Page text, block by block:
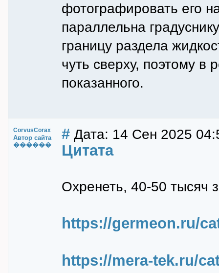
фотографировать его
параллельна
границу раздела
чуть сверху, поэтому в
показанного.
CorvusCorax
Автор сайта
������
# Дата: 14 Сен 2025
Цитата
Охренеть, 40-50 тысяч
https://germeon.ru/
https://mera-tek.ru/